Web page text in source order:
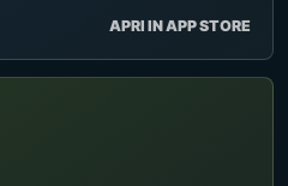
APRI IN APP STORE